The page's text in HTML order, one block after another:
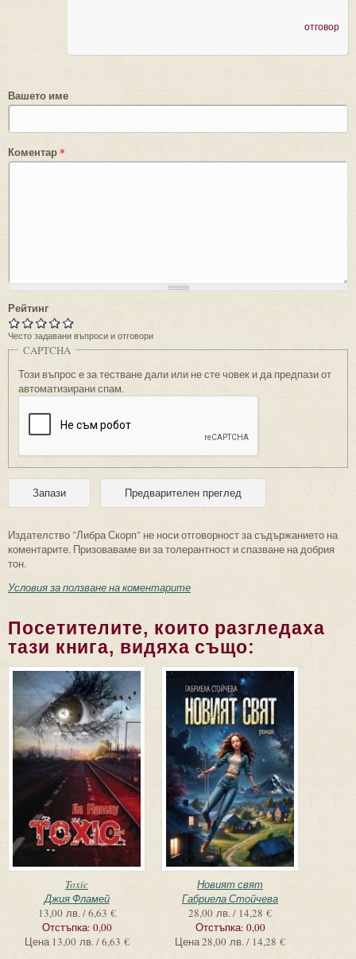
отговор
Вашето име
Коментар*
Рейтинг
Често задавани въпроси и отговори
CAPTCHA
Този въпрос е за тестване дали или не сте човек и да предпази от
автоматизирани спам.
Издателство "Либра Скорп" не носи отговорност за съдържанието на
коментарите. Призоваваме ви за толерантност и спазване на добрия
тон.
Условия за ползване на коментарите
Посетителите, които разгледаха
тази книга, видяха също:
Toxic
Джия Фламей
13,00 лв. / 6,63 €
Отстъпка: 0,00
Цена 13,00 лв. / 6,63 €
Новият свят
Габриела Стойчева
28,00 лв. / 14,28 €
Отстъпка: 0,00
Цена28,00 лв. / 14,28 €